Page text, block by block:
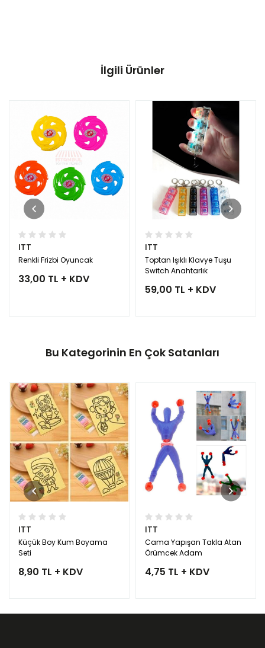
İlgili Ürünler
ITT
Renkli Frizbi Oyuncak
33,00 TL + KDV
ITT
Toptan Işıklı Klavye Tuşu
Switch Anahtarlık
59,00 TL + KDV
Bu Kategorinin En Çok Satanları
ITT
Küçük Boy Kum Boyama
Seti
8,90 TL + KDV
ITT
Cama Yapışan Takla Atan
Örümcek Adam
4,75 TL + KDV